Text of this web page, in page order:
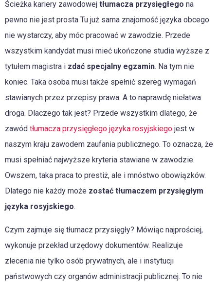
Ścieżka kariery zawodowej tłumacza przysięgłego na
pewno nie jest prosta Tu już sama znajomość języka obcego
nie wystarczy, aby móc pracować w zawodzie. Przede
wszystkim kandydat musi mieć ukończone studia wyższe z
tytułem magistra i zdać specjalny egzamin. Na tym nie
koniec. Taka osoba musi także spełnić szereg wymagań
stawianych przez przepisy prawa. A to naprawdę niełatwa
droga. Dlaczego tak jest? Przede wszystkim dlatego, że
zawód tłumacza przysięgłego języka rosyjskiego jest w
naszym kraju zawodem zaufania publicznego. To oznacza, że
musi spełniać najwyższe kryteria stawiane w zawodzie.
Owszem, taka praca to prestiż, ale i mnóstwo obowiązków.
Dlatego nie każdy może zostać tłumaczem przysięgłym
języka rosyjskiego.
Czym zajmuje się tłumacz przysięgły? Mówiąc najprościej,
wykonuje przekład urzędowy dokumentów. Realizuje
zlecenia nie tylko osób prywatnych, ale i instytucji
państwowych czy organów administracji publicznej. To nie